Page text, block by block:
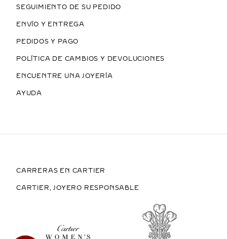
SEGUIMIENTO DE SU PEDIDO
ENVÍO Y ENTREGA
PEDIDOS Y PAGO
POLÍTICA DE CAMBIOS Y DEVOLUCIONES
ENCUENTRE UNA JOYERÍA
AYUDA
CARRERAS EN CARTIER
CARTIER, JOYERO RESPONSABLE